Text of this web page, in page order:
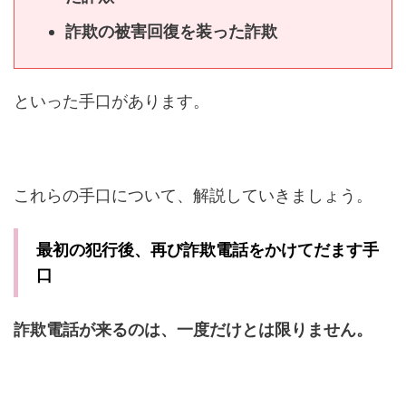
詐欺の被害回復を装った詐欺
といった手口があります。
これらの手口について、解説していきましょう。
最初の犯行後、再び詐欺電話をかけてだます手
口
詐欺電話が来るのは、一度だけとは限りません。